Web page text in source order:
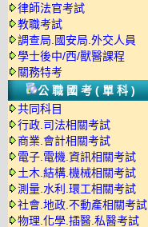
律師法官考試
教職考試
調查局.國安局.外交人員
學士後中/西/獸醫課程
關務特考
公職國考(單科)
共同科目
行政.司法相關考試
商業.會計相關考試
電子.電機.資訊相關考試
土木.結構.機械相關考試
測量.水利.環工相關考試
社會.地政.不動產相關考試
物理.化學.插醫.私醫考試